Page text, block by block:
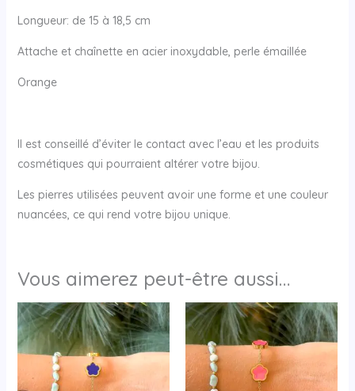
Longueur: de 15 à 18,5 cm
Attache et chaînette en acier inoxydable, perle émaillée
Orange
Il est conseillé d’éviter le contact avec l’eau et les produits
cosmétiques qui pourraient altérer votre bijou.
Les pierres utilisées peuvent avoir une forme et une couleur
nuancées, ce qui rend votre bijou unique.
Vous aimerez peut-être aussi…